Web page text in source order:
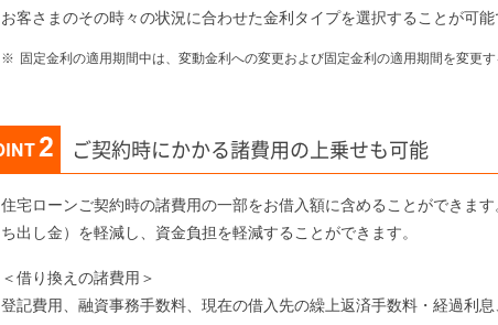
お客さまのその時々の状況に合わせた金利タイプを選択することが可能
※ 固定金利の適用期間中は、変動金利への変更および固定金利の適用期間を変更す
ご契約時にかかる諸費用の上乗せも可能
住宅ローンご契約時の諸費用の一部をお借入額に含めることができま
ち出し金）を軽減し、資金負担を軽減することができます。
＜借り換えの諸費用＞
登記費用、融資事務手数料、現在の借入先の繰上返済手数料・経過利